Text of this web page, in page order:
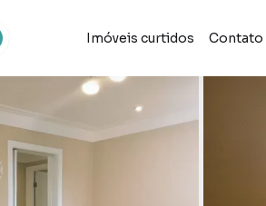
Imóveis curtidos Contato